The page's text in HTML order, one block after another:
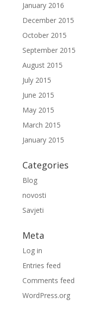
January 2016
December 2015
October 2015
September 2015
August 2015
July 2015
June 2015
May 2015
March 2015
January 2015
Categories
Blog
novosti
Savjeti
Meta
Log in
Entries feed
Comments feed
WordPress.org